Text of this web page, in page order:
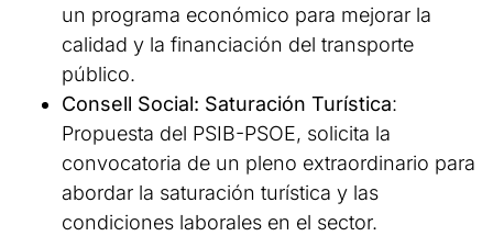
un programa económico para mejorar la
calidad y la financiación del transporte
público.
Consell Social: Saturación Turística:
Propuesta del PSIB-PSOE, solicita la
convocatoria de un pleno extraordinario para
abordar la saturación turística y las
condiciones laborales en el sector.